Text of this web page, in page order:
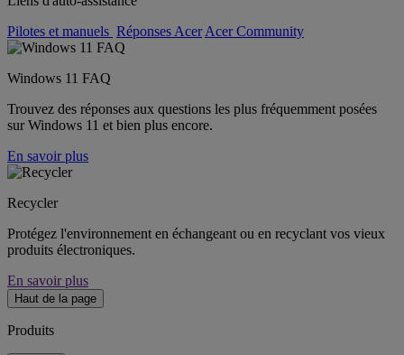
Pilotes et manuels Réponses Acer Acer Community
Windows 11 FAQ
Trouvez des réponses aux questions les plus fréquemment posées
sur Windows 11 et bien plus encore.
En savoir plus
Recycler
Protégez l'environnement en échangeant ou en recyclant vos vieux
produits électroniques.
En savoir plus
Haut de la page
Produits